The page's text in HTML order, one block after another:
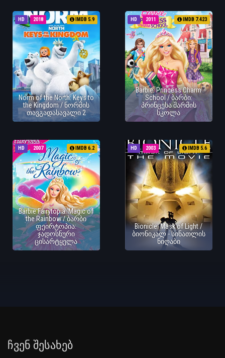
HD 2018 IMDB 5.9
Norm of the North: Keys to
the Kingdom / ნორმის
თავგადასავალი 2
HD 2011 IMDB 7.423
Barbie: Princess Charm
School / ბარბი:
პრინცესა შარმის
სკოლა
HD 2007 IMDB 6.2
Barbie Fairytopia: Magic of
the Rainbow / ბარბი
ფეირტოპია:
ჯადოსნური
ცისარტყელა
HD 2003 IMDB 5.6
Bionicle: Mask of Light /
ბიონიკალ - სინათლის
ნიღაბი
Ჩვენ Შესახებ